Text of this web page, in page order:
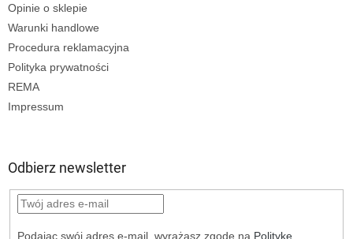
Opinie o sklepie
Warunki handlowe
Procedura reklamacyjna
Polityka prywatności
REMA
Impressum
Odbierz newsletter
Podając swój adres e-mail, wyrażasz zgodę na Politykę